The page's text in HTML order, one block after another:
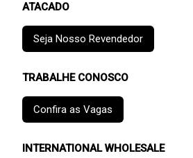
ATACADO
Seja Nosso Revendedor
TRABALHE CONOSCO
Confira as Vagas
INTERNATIONAL WHOLESALE